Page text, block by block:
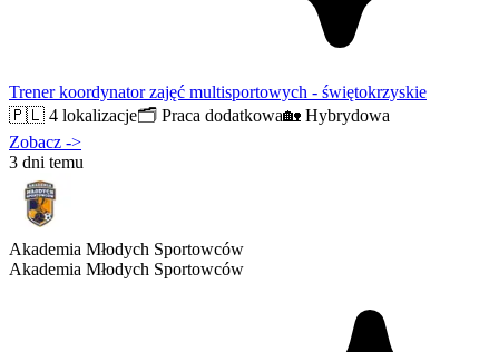
Trener koordynator zajęć multisportowych - świętokrzyskie
🇵🇱 4 lokalizacje🗂️ Praca dodatkowa🏡 Hybrydowa
Zobacz ->
3 dni temu
Akademia Młodych Sportowców
Akademia Młodych Sportowców